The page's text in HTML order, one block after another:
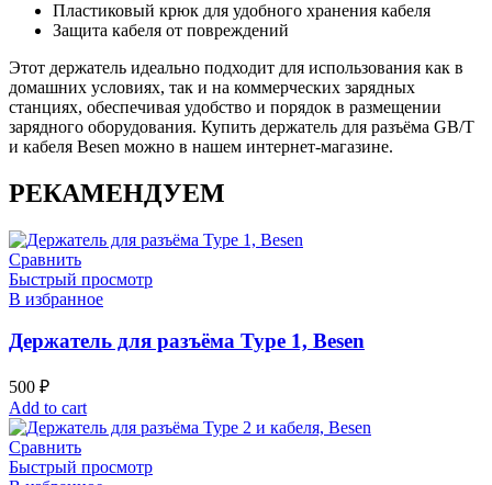
Пластиковый крюк для удобного хранения кабеля
Защита кабеля от повреждений
Этот держатель идеально подходит для использования как в
домашних условиях, так и на коммерческих зарядных
станциях, обеспечивая удобство и порядок в размещении
зарядного оборудования. Купить держатель для разъёма GB/T
и кабеля Besen можно в нашем интернет-магазине.
РЕКАМЕНДУЕМ
Сравнить
Быстрый просмотр
В избранное
Держатель для разъёма Type 1, Besen
500 ₽
Add to cart
Сравнить
Быстрый просмотр